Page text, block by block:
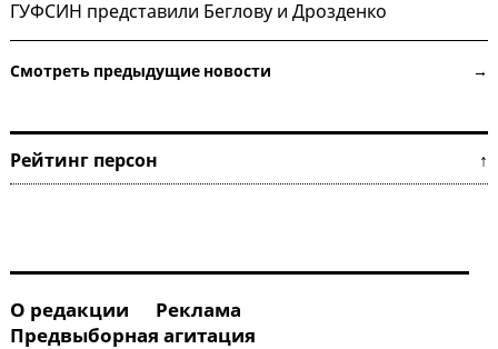
ГУФСИН представили Беглову и Дрозденко
Смотреть предыдущие новости →
Рейтинг персон ↑
О редакции
Реклама
Предвыборная агитация